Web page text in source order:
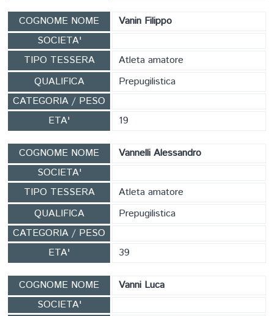
COGNOME NOME
Vanin Filippo
SOCIETA'
TIPO TESSERA
Atleta amatore
QUALIFICA
Prepugilistica
CATEGORIA / PESO
ETA'
19
COGNOME NOME
Vannelli Alessandro
SOCIETA'
TIPO TESSERA
Atleta amatore
QUALIFICA
Prepugilistica
CATEGORIA / PESO
ETA'
39
COGNOME NOME
Vanni Luca
SOCIETA'